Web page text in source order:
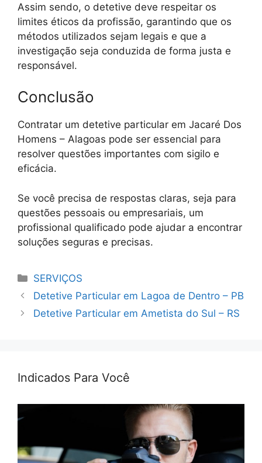
Assim sendo, o detetive deve respeitar os
limites éticos da profissão, garantindo que os
métodos utilizados sejam legais e que a
investigação seja conduzida de forma justa e
responsável.
Conclusão
Contratar um detetive particular em Jacaré Dos
Homens – Alagoas pode ser essencial para
resolver questões importantes com sigilo e
eficácia.
Se você precisa de respostas claras, seja para
questões pessoais ou empresariais, um
profissional qualificado pode ajudar a encontrar
soluções seguras e precisas.
Categorias
SERVIÇOS
Detetive Particular em Lagoa de Dentro – PB
Detetive Particular em Ametista do Sul – RS
Indicados Para Você